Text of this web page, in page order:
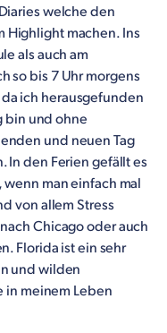
welche den
Highlight machen. Ins
als auch am
so bis 7 Uhr morgens
ich herausgefunden
bin und ohne
und neuen Tag
In den Ferien gefällt es
man einfach mal
von allem Stress
Chicago oder auch
Florida ist ein sehr
und wilden
in meinem Leben